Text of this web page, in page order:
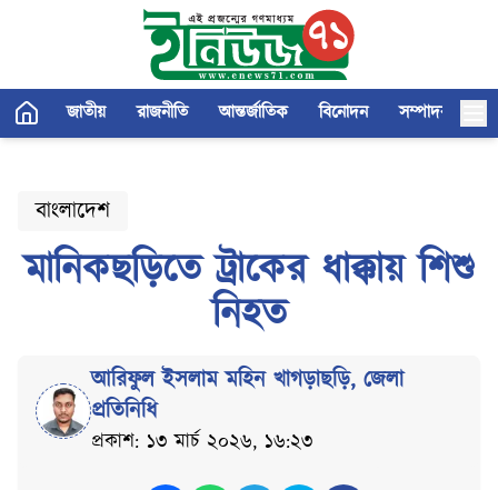
জাতীয় রাজনীতি আন্তর্জাতিক বিনোদন সম্পাদকীয়
বাংলাদেশ
মানিকছড়িতে ট্রাকের ধাক্কায় শিশু
নিহত
আরিফুল ইসলাম মহিন খাগড়াছড়ি, জেলা
প্রতিনিধি
প্রকাশ: ১৩ মার্চ ২০২৬, ১৬:২৩